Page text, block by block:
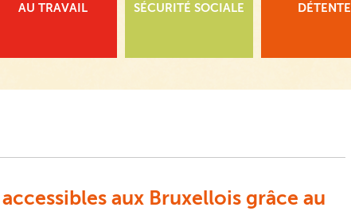
AU TRAVAIL SÉCURITÉ SOCIALE DÉTENTE
aux Bruxellois grâce au